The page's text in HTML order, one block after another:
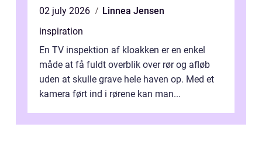
02 july 2026
Linnea Jensen
inspiration
En TV inspektion af kloakken er en enkel
måde at få fuldt overblik over rør og afløb
uden at skulle grave hele haven op. Med et
kamera ført ind i rørene kan man...